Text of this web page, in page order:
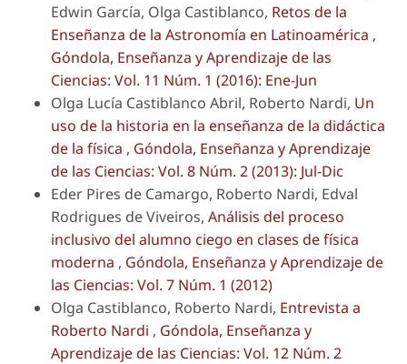
Edwin García, Olga Castiblanco, Retos de la
Enseñanza de la Astronomía en Latinoamérica ,
Góndola, Enseñanza y Aprendizaje de las
Ciencias: Vol. 11 Núm. 1 (2016): Ene-Jun
Olga Lucía Castiblanco Abril, Roberto Nardi, Un
uso de la historia en la enseñanza de la didáctica
de la física , Góndola, Enseñanza y Aprendizaje
de las Ciencias: Vol. 8 Núm. 2 (2013): Jul-Dic
Eder Pires de Camargo, Roberto Nardi, Edval
Rodrigues de Viveiros, Análisis del proceso
inclusivo del alumno ciego en clases de física
moderna , Góndola, Enseñanza y Aprendizaje de
las Ciencias: Vol. 7 Núm. 1 (2012)
Olga Castiblanco, Roberto Nardi, Entrevista a
Roberto Nardi , Góndola, Enseñanza y
Aprendizaje de las Ciencias: Vol. 12 Núm. 2